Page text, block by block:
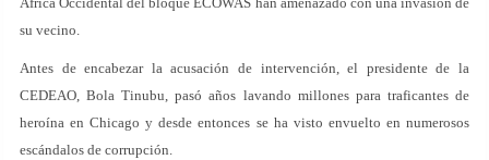
su vecino.
Antes de encabezar la acusación de intervención, el presidente de la
CEDEAO, Bola Tinubu, pasó años lavando millones para traficantes de
heroína en Chicago y desde entonces se ha visto envuelto en numerosos
escándalos de corrupción.